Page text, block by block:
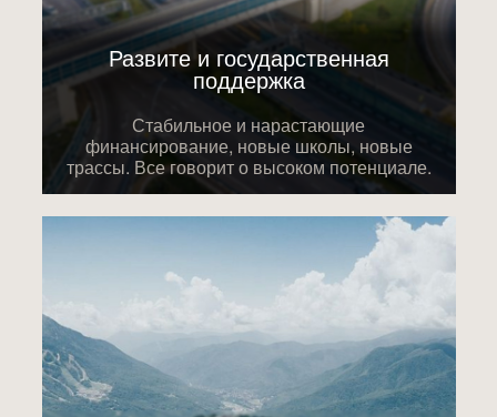
Стабильное и нарастающие
финансирование, новые школы, новые
трассы. Все говорит о высоком потенциале.
Развите и государственная
поддержка